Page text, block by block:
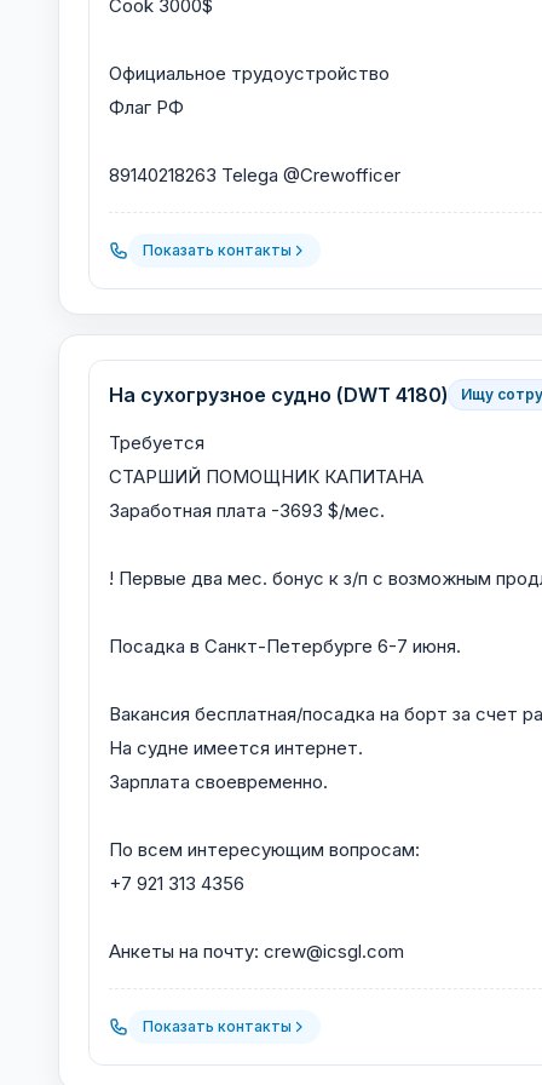
Сook 3000$
Официальное трудоустройство
Флаг РФ
89140218263 Telega @Crewofficer
Показать контакты
На сухогрузное судно (DWT 4180) Ищу
Требуется
СТАРШИЙ ПОМОЩНИК КАПИТАНА
Заработная плата -3693 $/мес.
! Первые два мес. бонус к з/п с возможным
Посадка в Санкт-Петербурге 6-7 июня.
Вакансия бесплатная/посадка на борт за счет
На судне имеется интернет.
Зарплата своевременно.
По всем интересующим вопросам:
+7 921 313 4356
Анкеты на почту: crew@icsgl.com
Показать контакты